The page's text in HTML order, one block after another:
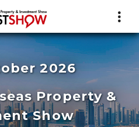
2026
Property &
Show